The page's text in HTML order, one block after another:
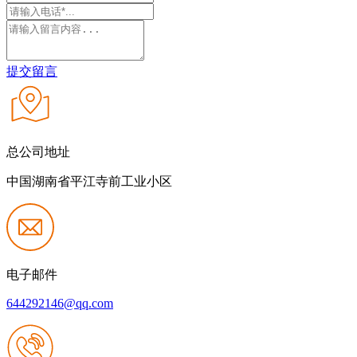
提交留言
总公司地址
中国湖南省平江寺前工业小区
电子邮件
644292146@qq.com